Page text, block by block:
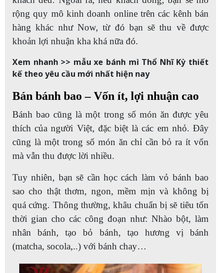
rộng quy mô kinh doanh online trên các kênh bán
hàng khác như Now, từ đó bạn sẽ thu về được
khoản lợi nhuận kha khá nữa đó.
Xem nhanh >> mẫu xe bánh mì Thổ Nhĩ Kỳ thiết
kế theo yêu cầu mới nhất hiện nay
Bán bánh bao – Vốn ít, lợi nhuận cao
Bánh bao cũng là một trong số món ăn được yêu
thích của người Việt, đặc biệt là các em nhỏ. Đây
cũng là một trong số món ăn chỉ cần bỏ ra ít vốn
mà vẫn thu được lời nhiều.
Tuy nhiên, bạn sẽ cần học cách làm vỏ bánh bao
sao cho thật thơm, ngon, mềm mịn và không bị
quá cứng. Thông thường, khâu chuẩn bị sẽ tiêu tốn
thời gian cho các công đoạn như: Nhào bột, làm
nhân bánh, tạo bỏ bánh, tạo hương vị bánh
(matcha, socola,..) với bánh chay…